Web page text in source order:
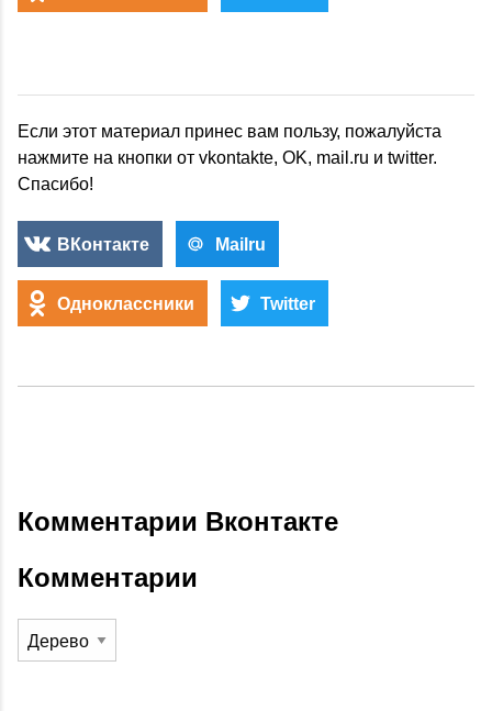
Если этот материал принес вам пользу, пожалуйста
нажмите на кнопки от vkontakte, OK, mail.ru и twitter.
Спасибо!
ВКонтакте Mailru
Одноклассники Twitter
Комментарии Вконтакте
Комментарии